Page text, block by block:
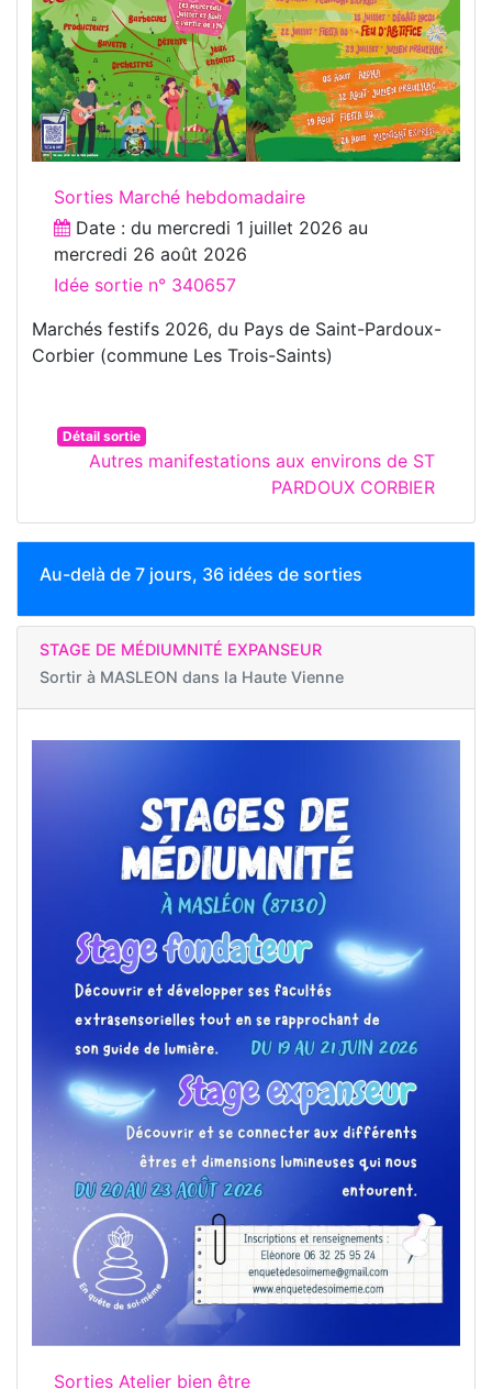
Sorties Marché hebdomadaire
Date : du mercredi 1 juillet 2026 au
mercredi 26 août 2026
Idée sortie n° 340657
Marchés festifs 2026, du Pays de Saint-Pardoux-
Corbier (commune Les Trois-Saints)
Détail sortie
Autres manifestations aux environs de ST
PARDOUX CORBIER
Au-delà de 7 jours, 36 idées de sorties
STAGE DE MÉDIUMNITÉ EXPANSEUR
Sortir à MASLEON dans la Haute Vienne
Sorties Atelier bien être